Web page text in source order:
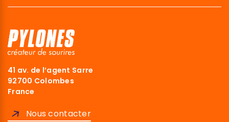
41 av. de l’agent Sarre
92700 Colombes
France
Nous contacter